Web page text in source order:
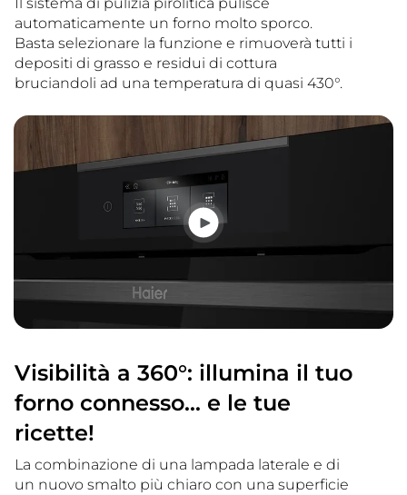
automaticamente un forno molto sporco.
Basta selezionare la funzione e rimuoverà tutti i
depositi di grasso e residui di cottura
bruciandoli ad una temperatura di quasi 430°.
Visibilità a 360°: illumina il tuo
forno connesso... e le tue
ricette!
La combinazione di una lampada laterale e di
un nuovo smalto più chiaro con una superficie